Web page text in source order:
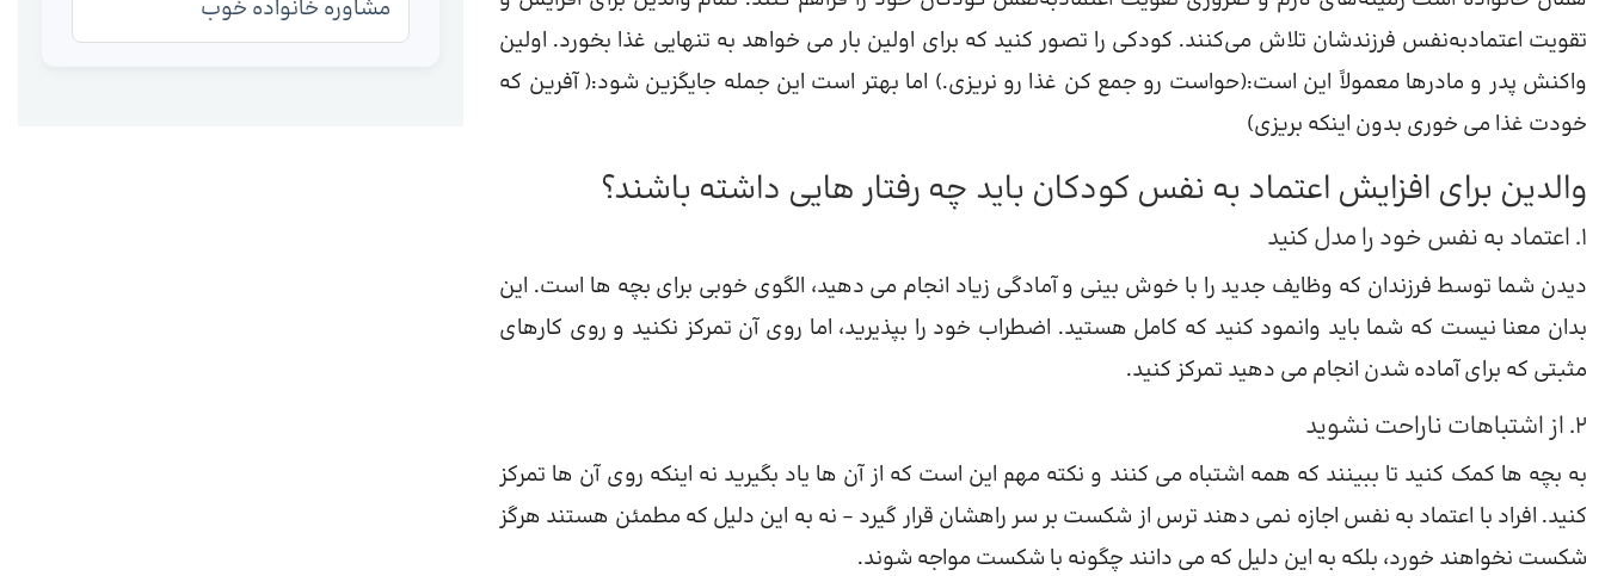
تقویت اعتمادبه‌نفس فرزندشان تلاش می‌کنند. کودکی را تصور کنید که برای اولین بار می خواهد به تنهایی غذا بخورد. اولین
واکنش پدر و مادرها معمولاً این است:(حواست رو جمع کن غذا رو نریزی.) اما بهتر است این جمله جایگزین شود:( آفرین که
خودت غذا می خوری بدون اینکه بریزی)
والدین برای افزایش اعتماد به نفس کودکان باید چه رفتار هایی داشته باشند؟
1. اعتماد به نفس خود را مدل کنید
دیدن شما توسط فرزندان که وظایف جدید را با خوش بینی و آمادگی زیاد انجام می دهید، الگوی خوبی برای بچه ها است. این
بدان معنا نیست که شما باید وانمود کنید که کامل هستید. اضطراب خود را بپذیرید، اما روی آن تمرکز نکنید و روی کارهای
مثبتی که برای آماده شدن انجام می دهید تمرکز کنید.
2. از اشتباهات ناراحت نشوید
به بچه ها کمک کنید تا ببینند که همه اشتباه می کنند و نکته مهم این است که از آن ها یاد بگیرید نه اینکه روی آن ها تمرکز
کنید. افراد با اعتماد به نفس اجازه نمی دهند ترس از شکست بر سر راهشان قرار گیرد – نه به این دلیل که مطمئن هستند هرگز
شکست نخواهند خورد، بلکه به این دلیل که می دانند چگونه با شکست مواجه شوند.
مشاوره خانواده خوب